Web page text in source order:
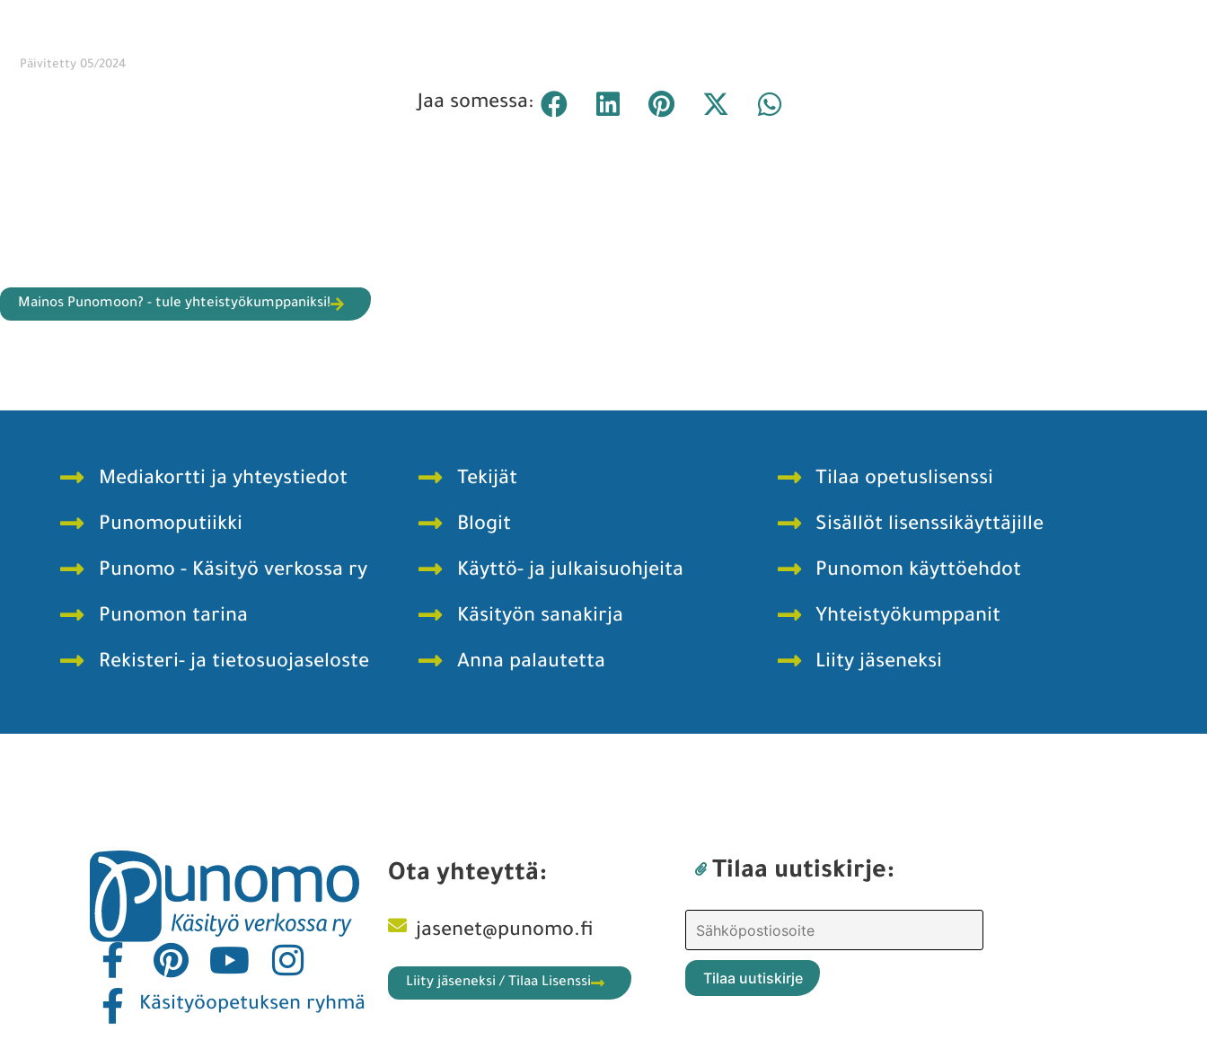
Päivitetty 05/2024
Jaa somessa:
Mainos Punomoon? - tule yhteistyökumppaniksi!
Mediakortti ja yhteystiedot
Punomoputiikki
Punomo - Käsityö verkossa ry
Punomon tarina
Rekisteri- ja tietosuojaseloste
Tekijät
Blogit
Käyttö- ja julkaisuohjeita
Käsityön sanakirja
Anna palautetta
Tilaa opetuslisenssi
Sisällöt lisenssikäyttäjille
Punomon käyttöehdot
Yhteistyökumppanit
Liity jäseneksi
Käsityöopetuksen ryhmä
Ota yhteyttä:
jasenet@punomo.fi
Liity jäseneksi / Tilaa Lisenssi
Tilaa uutiskirje: